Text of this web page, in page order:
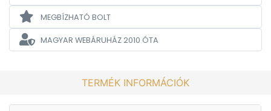
MEGBÍZHATÓ BOLT
MAGYAR WEBÁRUHÁZ2010 ÓTA
TERMÉK INFORMÁCIÓK